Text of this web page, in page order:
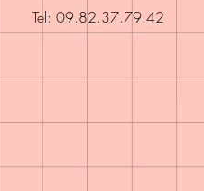
Tel: 09.82.37.79.42